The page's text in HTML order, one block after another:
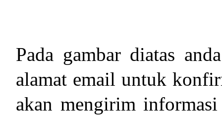
Pada gambar diatas
alamat email untuk
akan mengirim